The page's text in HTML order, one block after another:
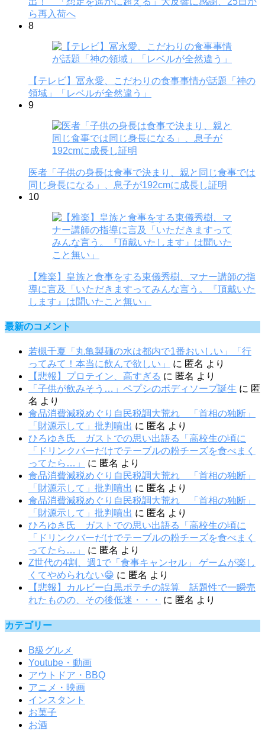
ら再入荷へ
8
【テレビ】冨永愛、こだわりの食事事情が話題「神の
領域」「レベルが全然違う」
9
医者「子供の身長は食事で決まり、親と同じ食事では
同じ身長になる」、息子が192cmに成長し証明
10
【雅楽】皇族と食事をする東儀秀樹、マナー講師の指
導に言及「いただきますってみんな言う。『頂戴いた
します』は聞いたこと無い」
最新のコメント
若槻千夏「丸亀製麺の水は都内で1番おいしい」「行
ってみて！本当に飲んで欲しい」
に 匿名 より
【悲報】プロテイン、高すぎる に 匿名 より
「子供が飲みそう…」ペプシのボディソープ誕生 に 匿
名 より
食品消費減税めぐり自民税調大荒れ 「首相の独断」
「財源示して」批判噴出 に 匿名 より
ひろゆき氏 ガストでの思い出語る「高校生の頃に
「ドリンクバーだけでテーブルの粉チーズを食べまく
ってたら…」
に 匿名 より
食品消費減税めぐり自民税調大荒れ 「首相の独断」
「財源示して」批判噴出 に 匿名 より
食品消費減税めぐり自民税調大荒れ 「首相の独断」
「財源示して」批判噴出 に 匿名 より
ひろゆき氏 ガストでの思い出語る「高校生の頃に
「ドリンクバーだけでテーブルの粉チーズを食べまく
ってたら…」
に 匿名 より
Z世代の4割、週1で「食事キャンセル」 ゲームが楽し
くてやめられない😁 に 匿名 より
【悲報】カルビー白黒ポテチの誤算 話題性で一瞬売
れたものの、その後低迷・・・
に 匿名 より
カテゴリー
B級グルメ
Youtube・動画
アウトドア・BBQ
アニメ・映画
インスタント
お菓子
お酒